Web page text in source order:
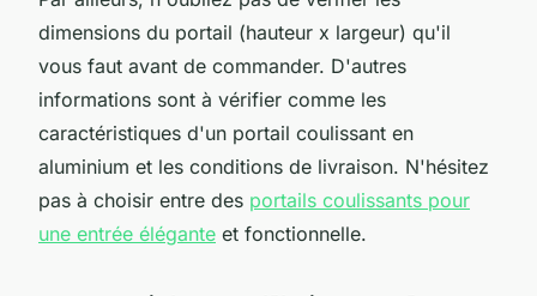
dimensions du portail (hauteur x largeur) qu'il
vous faut avant de commander. D'autres
informations sont à vérifier comme les
caractéristiques d'un portail coulissant en
aluminium et les conditions de livraison. N'hésitez
pas à choisir entre des portails coulissants pour
une entrée élégante et fonctionnelle.